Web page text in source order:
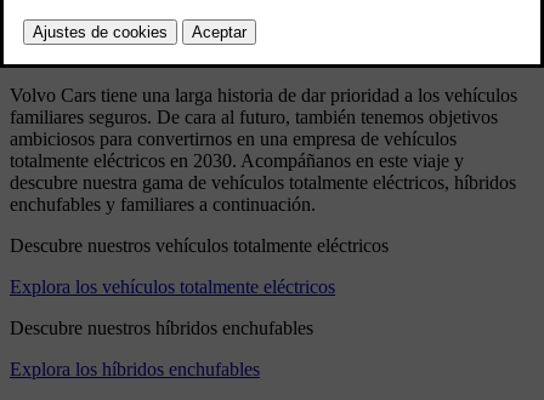
Frenos: hidráulicos, frenos de disco en las cuatro ruedas.
Volvo Cars tiene una larga historia de dar prioridad a los vehículos
familiares seguros. De cara al futuro, también tenemos objetivos
ambiciosos para convertirnos en una empresa de vehículos
totalmente eléctricos en 2030. Acompáñanos en este viaje y
descubre nuestra gama de vehículos totalmente eléctricos, híbridos
enchufables y familiares a continuación.
Descubre nuestros vehículos totalmente eléctricos
Explora los vehículos totalmente eléctricos
Descubre nuestros híbridos enchufables
Explora los híbridos enchufables